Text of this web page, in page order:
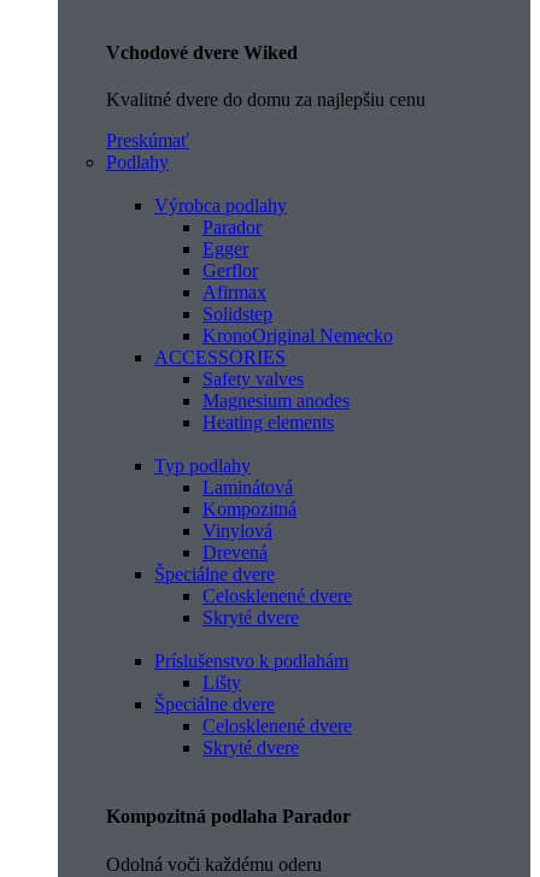
Vchodové dvere Wiked
Kvalitné dvere do domu za najlepšiu cenu
Preskúmať
Podlahy
Výrobca podlahy
Parador
Egger
Gerflor
Afirmax
Solidstep
KronoOriginal Nemecko
ACCESSORIES
Safety valves
Magnesium anodes
Heating elements
Typ podlahy
Laminátová
Kompozitná
Vinylová
Drevená
Špeciálne dvere
Celosklenené dvere
Skryté dvere
Príslušenstvo k podlahám
Lišty
Špeciálne dvere
Celosklenené dvere
Skryté dvere
Kompozitná podlaha Parador
Odolná voči každému oderu